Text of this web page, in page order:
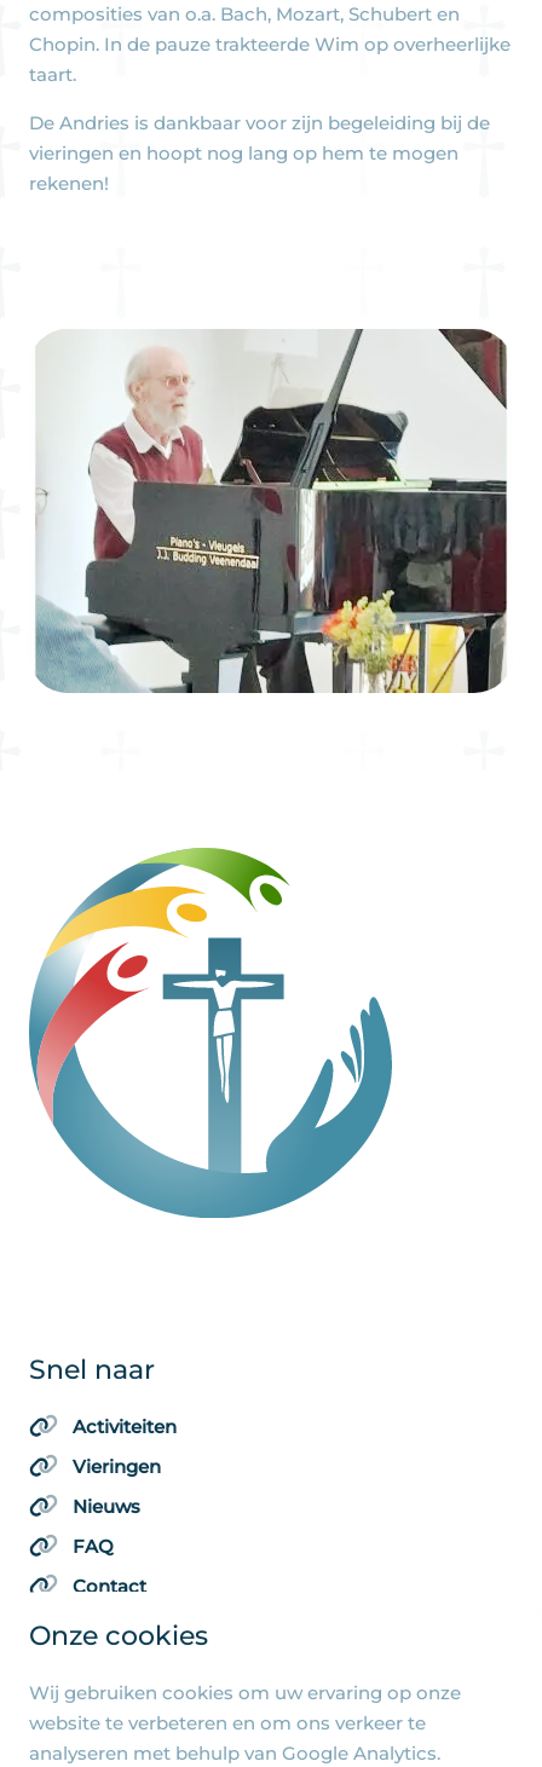
Onze cookies
Wij gebruiken cookies om uw ervaring op onze
website te verbeteren en om ons verkeer te
analyseren met behulp van Google Analytics.
composities van o.a. Bach, Mozart, Schubert en
Chopin. In de pauze trakteerde Wim op overheerlijke
taart.
De Andries is dankbaar voor zijn begeleiding bij de
vieringen en hoopt nog lang op hem te mogen
rekenen!
Snel naar
Activiteiten
Vieringen
Nieuws
FAQ
Contact
Algemene pagina's